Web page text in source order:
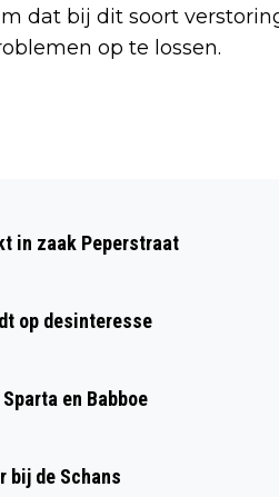
dat bij dit soort
op te lossen.
VUURWAPENBEZIT IN
in zaak Peperstraat
op desinteresse
en Babboe
bij de Schans